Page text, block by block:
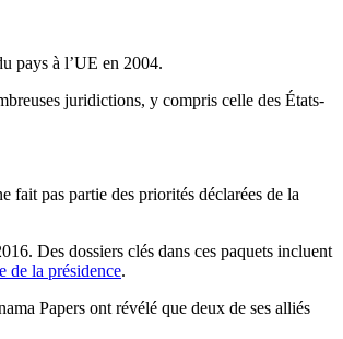
pays à l’UE en 2004.
juridictions, y compris celle des États-
fait pas partie des priorités déclarées de la
Des dossiers clés dans ces paquets incluent
de la présidence.
Papers ont révélé que deux de ses alliés